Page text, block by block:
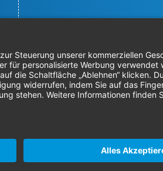
© 2026 Nordenta Handelsgesellschaft